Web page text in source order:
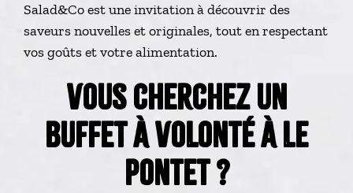
Salad&Co est une invitation à découvrir des
saveurs nouvelles et originales, tout en respectant
vos goûts et votre alimentation.
VOUS CHERCHEZ UN
BUFFET À VOLONTÉ À LE
PONTET ?